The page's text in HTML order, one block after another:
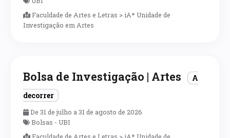
Faculdade de Artes e Letras > iA* Unidade de
Investigação em Artes
Bolsa de Investigação | Artes
A
decorrer
De 31 de julho a 31 de agosto de 2026
Bolsas - UBI